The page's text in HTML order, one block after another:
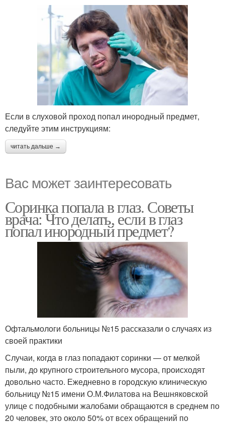
Если в слуховой проход попал инородный предмет,
следуйте этим инструкциям:
читать дальше →
Вас может заинтересовать
Соринка попала в глаз. Советы
врача: Что делать, если в глаз
попал инородный предмет?
Офтальмологи больницы №15 рассказали о случаях из
своей практики
Случаи, когда в глаз попадают соринки — от мелкой
пыли, до крупного строительного мусора, происходят
довольно часто. Ежедневно в городскую клиническую
больницу №15 имени О.М.Филатова на Вешняковской
улице с подобными жалобами обращаются в среднем по
20 человек, это около 50% от всех обращений по